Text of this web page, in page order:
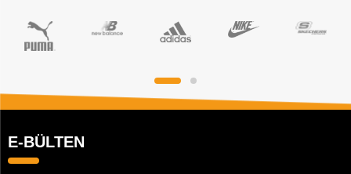
E-BÜLTEN